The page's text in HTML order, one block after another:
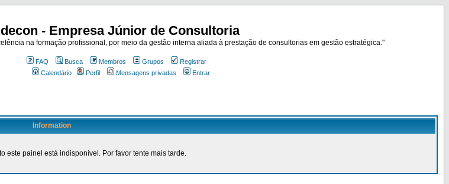
- Empresa Júnior de Consultoria
na formação profissional, por meio da gestão interna aliada à prestação de consultorias em gestão estratégica."
FAQ Busca Membros Grupos
Registrar
Calendário
Perfil Mensagens privadas Entrar
Information
este painel está indisponível. Por favor tente mais tarde.